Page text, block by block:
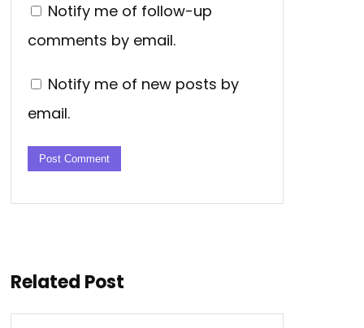
Notify me of follow-up
comments by email.
Notify me of new posts by
email.
Related Post